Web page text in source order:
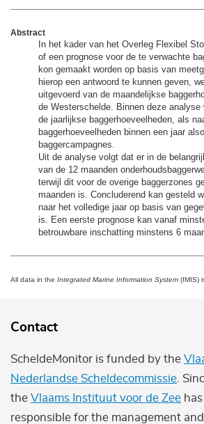
Abstract
In het kader van het Overleg Flexibel
of een prognose voor de te verwachte
kon gemaakt worden op basis van
hierop een antwoord te kunnen geven,
uitgevoerd van de maandelijkse
de Westerschelde. Binnen deze
de jaarlijkse baggerhoeveelheden, als
baggerhoeveelheden binnen een jaar
baggercampagnes.
Uit de analyse volgt dat er in de
van de 12 maanden
terwijl dit voor de overige baggerzones
maanden is. Concluderend kan gesteld
naar het volledige jaar op basis van
is. Een eerste prognose kan vanaf
betrouwbare inschatting minstens 6
All data in the Integrated Marine Information System (IMIS)
Contact
ScheldeMonitor is funded by the
Nederlandse Scheldecommissie .
the Vlaams Instituut voor de Zee
responsible for the management